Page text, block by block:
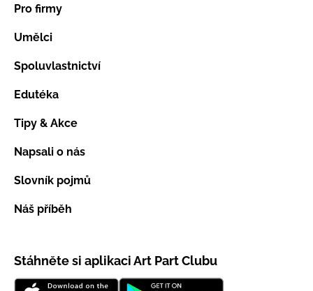
Pro firmy
Umělci
Spoluvlastnictví
Edutéka
Tipy & Akce
Napsali o nás
Slovník pojmů
Náš příběh
Stáhněte si aplikaci Art Part Clubu